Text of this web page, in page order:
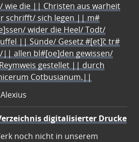
wie die || Christen aus warheit
schrifft/ sich legen || m#
wider die Heel/ Todt/
|| Sünde/ Gesetz #[et]c̃ tr#
|| allen bl#[oe]den gewissen/
gestellet || durch
Cotbusianum.||
digitalisierter Drucke
noch nicht in unserem